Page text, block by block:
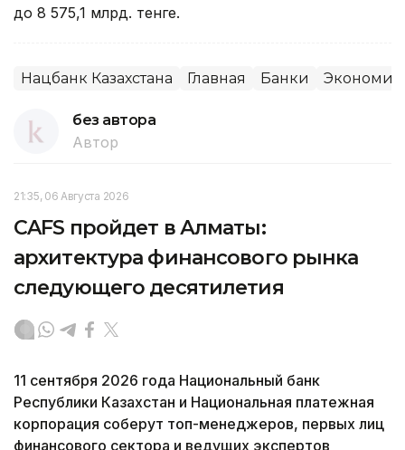
до 8 575,1 млрд. тенге.
Нацбанк Казахстана Главная Банки
без автора
Автор
21:35, 06 Августа 2026
CAFS пройдет в Алматы:
архитектура финансового рынка
следующего десятилетия
11 сентября 2026 года Национальный банк
Республики Казахстан и Национальная платежная
корпорация соберут топ-менеджеров, первых лиц
финансового сектора и ведущих экспертов